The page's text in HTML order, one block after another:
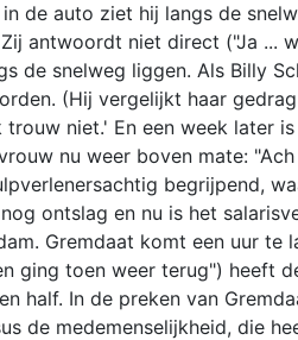
de auto ziet hij langs de
antwoordt niet direct ("Ja ...
de snelweg liggen. Als Billy
(Hij vergelijkt haar
niet.' En een week
nu weer boven mate:
begrijpend,
ontslag en nu is het
Gremdaat komt een uur
ging toen weer terug") heeft
half. In de preken van
de medemenselijkheid, die